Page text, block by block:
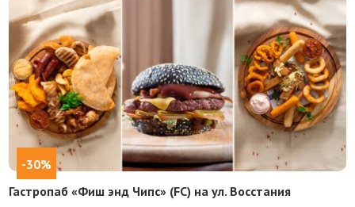
-30%
Гастропаб «Фиш энд Чипс» (FC) на ул. Восстания